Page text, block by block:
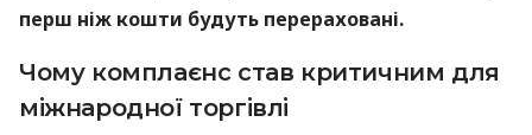
перш ніж кошти будуть перераховані.
Чому комплаєнс став критичним для
міжнародної торгівлі